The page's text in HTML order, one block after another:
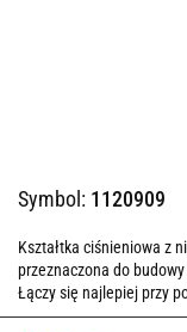
Symbol: 1120909
Kształtka ciśnieniowa z
przeznaczona do
Łączy się najlepiej przy